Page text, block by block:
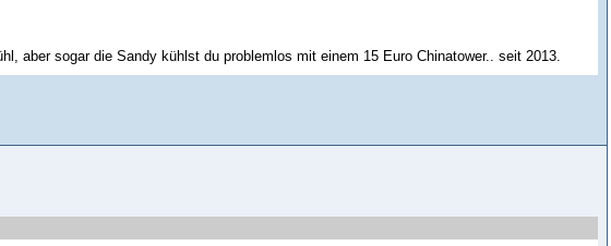
aber sogar die Sandy kühlst du problemlos mit einem 15 Euro Chinatower.. seit 2013.